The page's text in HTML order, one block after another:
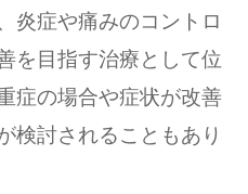
炎症や痛みのコントロ
を目指す治療として位
症の場合や症状が改善
検討されることもあり